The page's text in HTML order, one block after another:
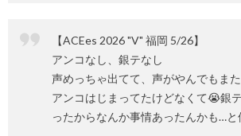
【ACEes 2026 "V" 福岡 5/26】
アンコなし、銀テなし
声めっちゃ出てて、声がやんでもま
アンコはじまってたけどなくて😭銀
ったからなんか事情あったんかも…と